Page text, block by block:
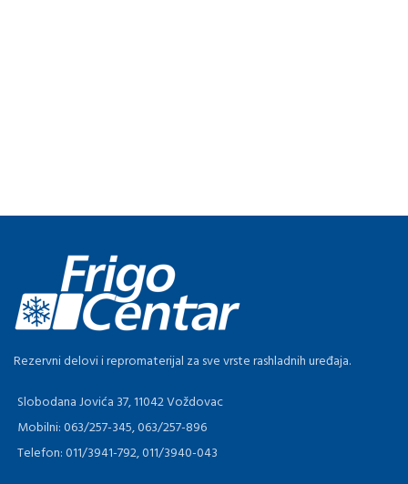
Rezervni delovi i repromaterijal za sve vrste rashladnih uređaja.
Slobodana Jovića 37, 11042 Voždovac
Mobilni: 063/257-345, 063/257-896
Telefon: 011/3941-792, 011/3940-043